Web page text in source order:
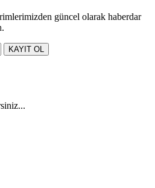
güncel olarak haberdar
KAYIT OL